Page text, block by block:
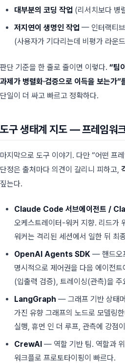
대부분의 코딩 작업 (리서치보다 병
저지연이 생명인 작업 — 인터랙티
(사용자가 기다리는데 비평가 라운
판단 기준을 한 줄로 줄이면 이렇다. “팀
과제가 병렬화·검증으로 이득을 보는가”
단일이 더 싸고 빠르고 정확하다.
도구 생태계 지도 — 프레임워
마지막으로 도구 이야기. 다만 “어떤 프
단정은 출처마다 의견이 갈리니 피하고,
짚는다.
Claude Code 서브에이전트 /
오케스트레이터-워커 지향. 리드가
워커는 격리된 세션에서 일한 뒤 최
OpenAI Agents SDK— 핸드오
명시적으로 제어권을 다음 에이전
(입출력 검증), 트레이싱(관측)을 주
LangGraph — 그래프 기반 상태
가진 유향 그래프의 노드로 모델링
실행, 휴먼 인 더 루프, 관측에 강점
CrewAI— 역할 기반 팀. 역할과 위
워크플로 프로토타이핑이 빠르다.